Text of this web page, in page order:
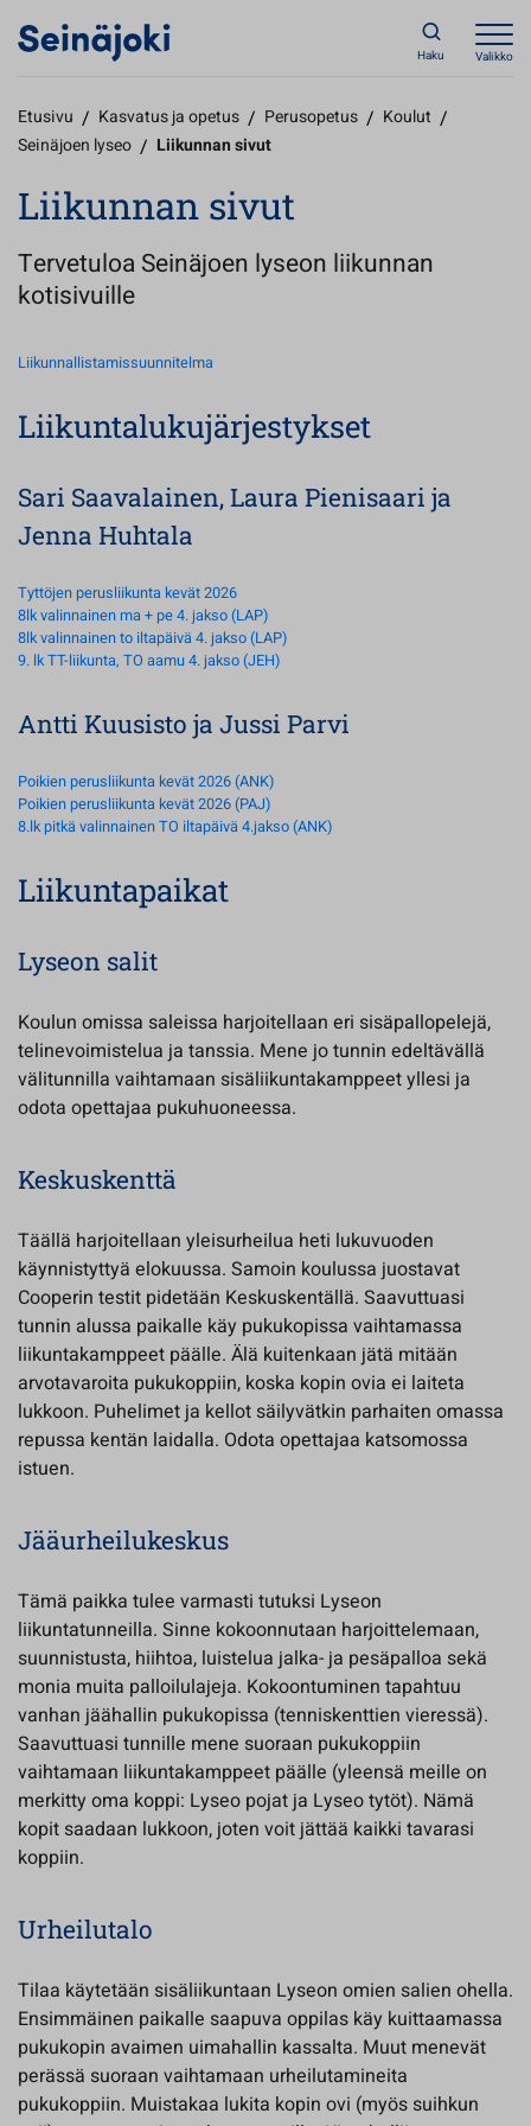
Haku Valikko
Etusivu / Kasvatus ja opetus / Perusopetus / Koulut /
Seinäjoen lyseo / Liikunnan sivut
Liikunnan sivut
Tervetuloa Seinäjoen lyseon liikunnan
kotisivuille
Liikunnallistamissuunnitelma
Liikuntalukujärjestykset
Sari Saavalainen, Laura Pienisaari ja
Jenna Huhtala
Tyttöjen perusliikunta kevät 2026
8lk valinnainen ma + pe 4. jakso (LAP)
8lk valinnainen to iltapäivä 4. jakso (LAP)
9. lk TT-liikunta, TO aamu 4. jakso (JEH)
Antti Kuusisto ja Jussi Parvi
Poikien perusliikunta kevät 2026 (ANK)
Poikien perusliikunta kevät 2026 (PAJ)
8.lk pitkä valinnainen TO iltapäivä 4.jakso (ANK)
Liikuntapaikat
Lyseon salit
Koulun omissa saleissa harjoitellaan eri sisäpallopelejä,
telinevoimistelua ja tanssia. Mene jo tunnin edeltävällä
välitunnilla vaihtamaan sisäliikuntakamppeet yllesi ja
odota opettajaa pukuhuoneessa.
Keskuskenttä
Täällä harjoitellaan yleisurheilua heti lukuvuoden
käynnistyttyä elokuussa. Samoin koulussa juostavat
Cooperin testit pidetään Keskuskentällä. Saavuttuasi
tunnin alussa paikalle käy pukukopissa vaihtamassa
liikuntakamppeet päälle. Älä kuitenkaan jätä mitään
arvotavaroita pukukoppiin, koska kopin ovia ei laiteta
lukkoon. Puhelimet ja kellot säilyvätkin parhaiten omassa
repussa kentän laidalla. Odota opettajaa katsomossa
istuen.
Jääurheilukeskus
Tämä paikka tulee varmasti tutuksi Lyseon
liikuntatunneilla. Sinne kokoonnutaan harjoittelemaan,
suunnistusta, hiihtoa, luistelua jalka- ja pesäpalloa sekä
monia muita palloilulajeja. Kokoontuminen tapahtuu
vanhan jäähallin pukukopissa (tenniskenttien vieressä).
Saavuttuasi tunnille mene suoraan pukukoppiin
vaihtamaan liikuntakamppeet päälle (yleensä meille on
merkitty oma koppi: Lyseo pojat ja Lyseo tytöt). Nämä
kopit saadaan lukkoon, joten voit jättää kaikki tavarasi
koppiin.
Urheilutalo
Tilaa käytetään sisäliikuntaan Lyseon omien salien ohella.
Ensimmäinen paikalle saapuva oppilas käy kuittaamassa
pukukopin avaimen uimahallin kassalta. Muut menevät
perässä suoraan vaihtamaan urheilutamineita
pukukoppiin. Muistakaa lukita kopin ovi (myös suihkun